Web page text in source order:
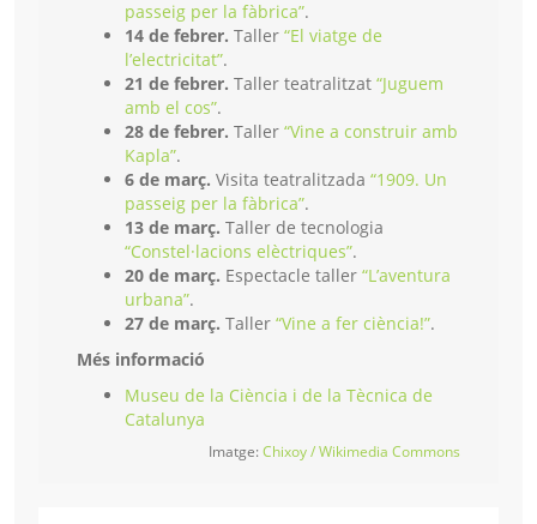
passeig per la fàbrica”.
14 de febrer. Taller “El viatge de
l’electricitat”.
21 de febrer. Taller teatralitzat “Juguem
amb el cos”.
28 de febrer. Taller “Vine a construir amb
Kapla”.
6 de març. Visita teatralitzada “1909. Un
passeig per la fàbrica”.
13 de març. Taller de tecnologia
“Constel·lacions elèctriques”.
20 de març. Espectacle taller “L’aventura
urbana”.
27 de març. Taller “Vine a fer ciència!”.
Més informació
Museu de la Ciència i de la Tècnica de
Catalunya
Imatge:Chixoy / Wikimedia Commons